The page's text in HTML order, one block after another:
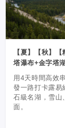
【夏】【秋】
塔瀑布+金字塔
出）
用4天時間高效
發一路打卡露易
石級名湖，雪山
面。